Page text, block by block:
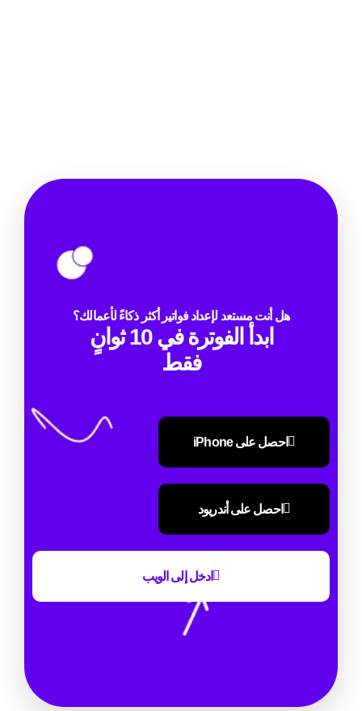
هل أنت مستعد لإعداد فواتير أكثر ذكاءً لأعمالك؟
ابدأ الفوترة في 10 ثوانٍ
فقط
احصل على iPhone
احصل على أندريود
ادخل إلى الويب